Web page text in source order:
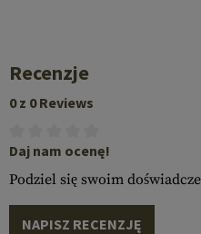
Recenzje
0 z 0 Reviews
Daj nam ocenę!
Podziel się swoim
NAPISZ RECENZJĘ